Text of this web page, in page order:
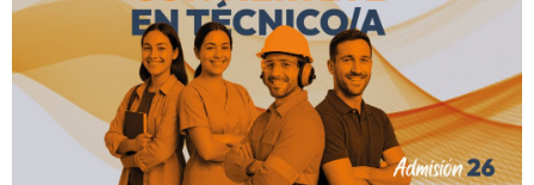
realiza tradicionalmente el último fin de semana de
mayo, por lo que este año 2026 cae el sábado 30 y
domingo 31 de mayo.
Aquí tienes un resumen de lo que representa y lo que
puedes esperar: